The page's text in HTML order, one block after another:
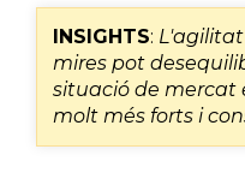
INSIGHTS:
mires pot
situació de mercat
molt més forts i